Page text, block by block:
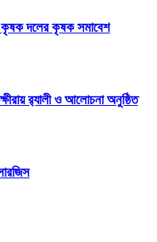
কৃষক দলের কৃষক সমাবেশ
র‍্যালী ও আলোচনা অনুষ্ঠিত